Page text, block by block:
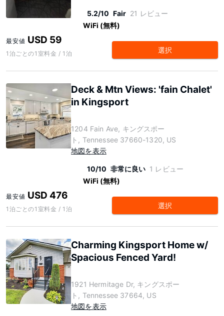
5.2/10 Fair 21 レビュー
WiFi (無料)
最安値 USD 59
1泊ごとの1室料金 / 1泊 選択
Deck & Mtn Views: 'fain Chalet'
in Kingsport
1204 Fain Ave, キングスポー
ト, Tennessee 37660-1320, US
地図を表示
10/10 非常に良い 1 レビュー
WiFi (無料)
最安値 USD 476
1泊ごとの1室料金 / 1泊 選択
Charming Kingsport Home w/
Spacious Fenced Yard!
1921 Hermitage Dr, キングスポー
ト, Tennessee 37664, US
地図を表示